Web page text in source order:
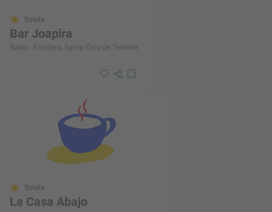
Solete
Bar Joapira
Bares · Frontera, Santa Cruz de Tenerife
Solete
La Casa Abajo